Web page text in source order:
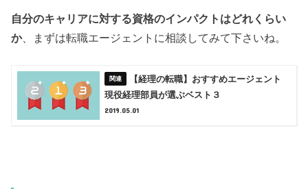
自分のキャリアに対する資格のインパクトはどれくらい
か、まずは転職エージェントに相談してみて下さいね。
【経理の転職】おすすめエージェント
現役経理部員が選ぶベスト３
2019.05.01